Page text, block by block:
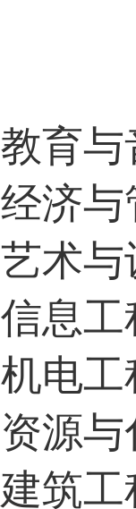
教育与
经济与
艺术与
信息工
机电工
资源
建筑工